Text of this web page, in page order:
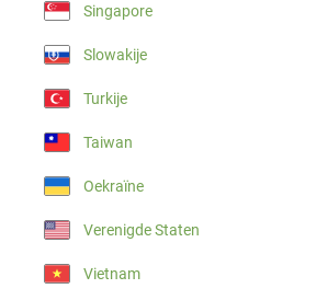
Singapore
Slowakije
Turkije
Taiwan
Oekraïne
Verenigde Staten
Vietnam